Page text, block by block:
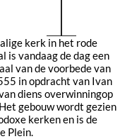
kerk in het rode
is vandaag de dag een
van de voorbede van
in opdracht van Ivan
diens overwinningop
gebouw wordt gezien
kerken en is de
Plein.